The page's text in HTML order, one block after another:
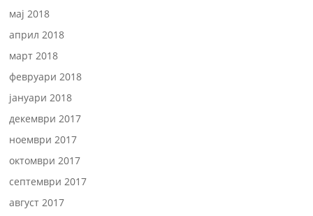
мај 2018
април 2018
март 2018
февруари 2018
јануари 2018
декември 2017
ноември 2017
октомври 2017
септември 2017
август 2017